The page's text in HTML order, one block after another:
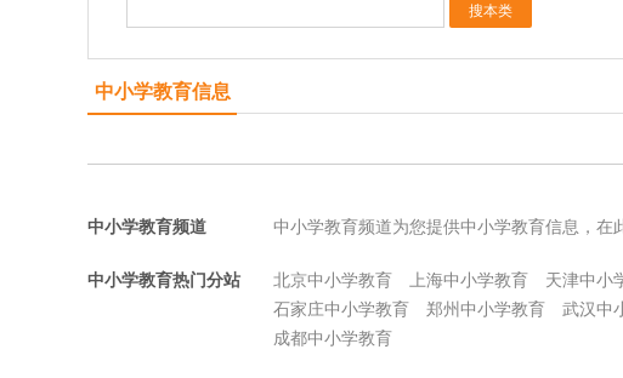
中小学教育信息
中小学教育频道 中小学教育频道为您提供中小学教育信息，在
中小学教育热门分站 北京中小学教育 上海中小学教育 天津中小
石家庄中小学教育
郑州中小学教育 武汉中
成都中小学教育